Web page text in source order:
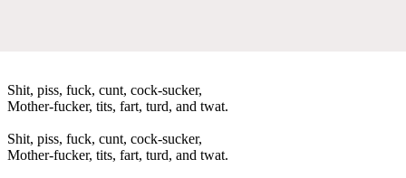
Shit, piss, fuck, cunt, cock-sucker,
Mother-fucker, tits, fart, turd, and twat.
Shit, piss, fuck, cunt, cock-sucker,
Mother-fucker, tits, fart, turd, and twat.